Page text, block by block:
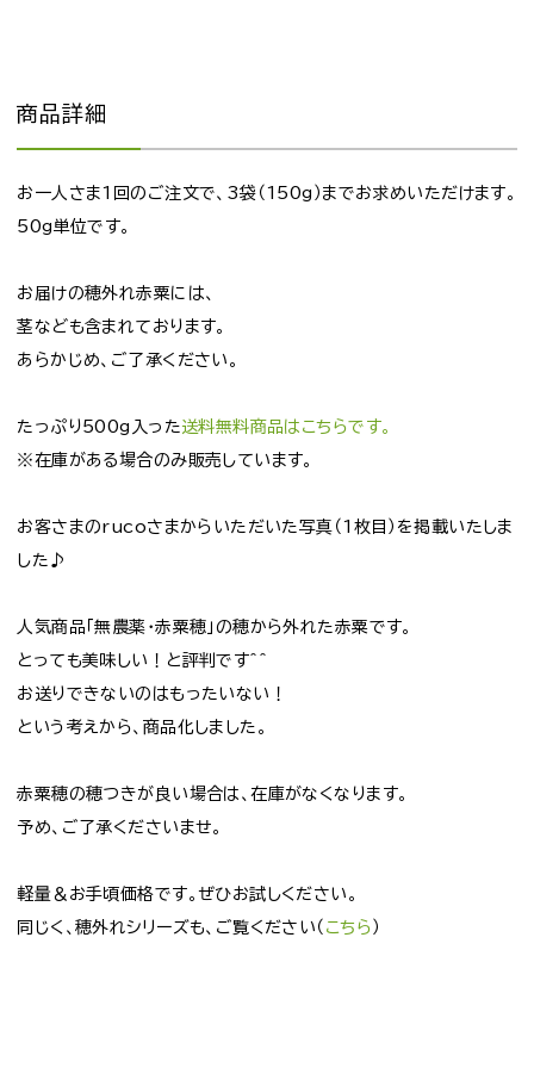
商品詳細
お一人さま1回のご注文で、3袋（150g）までお求めいただけます。
50g単位です。
お届けの穂外れ赤粟には、
茎なども含まれております。
あらかじめ、ご了承ください。
たっぷり500g入った送料無料商品はこちらです。
※在庫がある場合のみ販売しています。
お客さまのrucoさまからいただいた写真（1枚目）を掲載いたしま
した♪
人気商品「無農薬・赤粟穂」の穂から外れた赤粟です。
とっても美味しい！と評判です＾＾
お送りできないのはもったいない！
という考えから、商品化しました。
赤粟穂の穂つきが良い場合は、在庫がなくなります。
予め、ご了承くださいませ。
軽量＆お手頃価格です。ぜひお試しください。
同じく、穂外れシリーズも、ご覧ください（ こちら ）